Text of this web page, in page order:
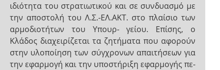
ιδιότητα του στρατιωτικού και σε συνδυασμό με
την αποστολή του Λ.Σ.-ΕΛ.ΑΚΤ. στο πλαίσιο των
αρμοδιοτήτων του Υπουρ- γείου. Επίσης, ο
Κλάδος διαχειρίζεται τα ζητήματα που αφορούν
στην υλοποίηση των σύγχρονων απαιτήσεων για
την εφαρμογή και την υποστήριξη εφαρμογής πε-